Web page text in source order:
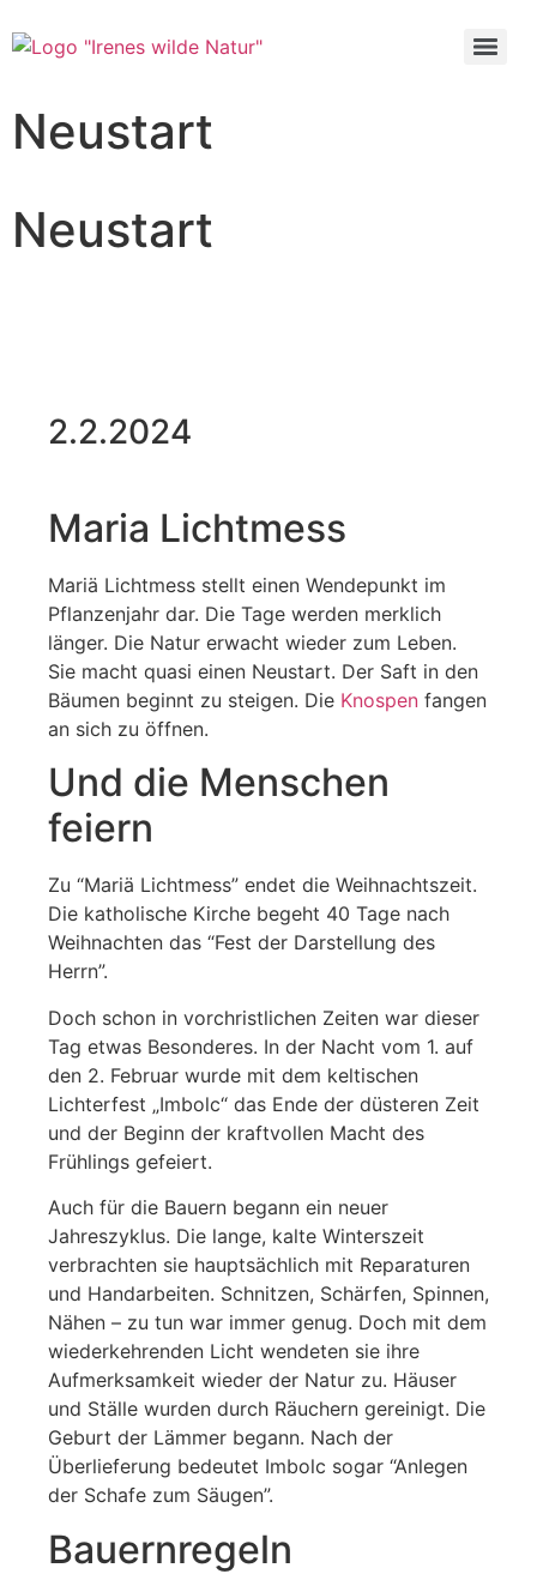
Neustart
Neustart
2.2.2024
Maria Lichtmess
Mariä Lichtmess stellt einen Wendepunkt im
Pflanzenjahr dar. Die Tage werden merklich
länger. Die Natur erwacht wieder zum Leben.
Sie macht quasi einen Neustart. Der Saft in den
Bäumen beginnt zu steigen. Die Knospen fangen
an sich zu öffnen.
Und die Menschen
feiern
Zu “Mariä Lichtmess” endet die Weihnachtszeit.
Die katholische Kirche begeht 40 Tage nach
Weihnachten das “Fest der Darstellung des
Herrn”.
Doch schon in vorchristlichen Zeiten war dieser
Tag etwas Besonderes. In der Nacht vom 1. auf
den 2. Februar wurde mit dem keltischen
Lichterfest „Imbolc“ das Ende der düsteren Zeit
und der Beginn der kraftvollen Macht des
Frühlings gefeiert.
Auch für die Bauern begann ein neuer
Jahreszyklus. Die lange, kalte Winterszeit
verbrachten sie hauptsächlich mit Reparaturen
und Handarbeiten. Schnitzen, Schärfen, Spinnen,
Nähen – zu tun war immer genug. Doch mit dem
wiederkehrenden Licht wendeten sie ihre
Aufmerksamkeit wieder der Natur zu. Häuser
und Ställe wurden durch Räuchern gereinigt. Die
Geburt der Lämmer begann. Nach der
Überlieferung bedeutet Imbolc sogar “Anlegen
der Schafe zum Säugen”.
Bauernregeln